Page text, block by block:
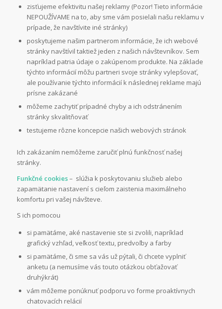
zisťujeme efektivitu našej reklamy (Pozor! Tieto informácie
NEPOUŽÍVAME na to, aby sme vám posielali našu reklamu v
prípade, že navštívite iné stránky)
poskytujeme našim partnerom informácie, že ich webové
stránky navštívil taktiež jeden z našich návštevníkov. Sem
napríklad patria údaje o zakúpenom produkte. Na základe
týchto informácií môžu partneri svoje stránky vylepšovať,
ale používanie týchto informácií k následnej reklame majú
prísne zakázané
môžeme zachytiť prípadné chyby a ich odstránením
stránky skvalitňovať
testujeme rôzne koncepcie našich webových stránok
Ich zakázaním nemôžeme zaručiť plnú funkčnosť našej
stránky.
Funkčné cookies– slúžia k poskytovaniu služieb alebo
zapamätanie nastavení s cieľom zaistenia maximálneho
komfortu pri vašej návšteve.
S ich pomocou
si pamätáme, aké nastavenie ste si zvolili, napríklad
grafický vzhľad, veľkosť textu, predvoľby a farby
si pamätáme, či sme sa vás už pýtali, či chcete vyplniť
anketu (a nemusíme vás touto otázkou obťažovať
druhýkrát)
vám môžeme ponúknuť podporu vo forme proaktívnych
chatovacích relácií